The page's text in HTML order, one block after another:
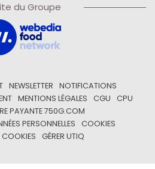
du Groupe
NEWSLETTER
NOTIFICATIONS
MENTIONS LÉGALES CGU
CPU
PAYANTE 750G.COM
PERSONNELLES
COOKIES
COOKIES
GÉRER UTIQ